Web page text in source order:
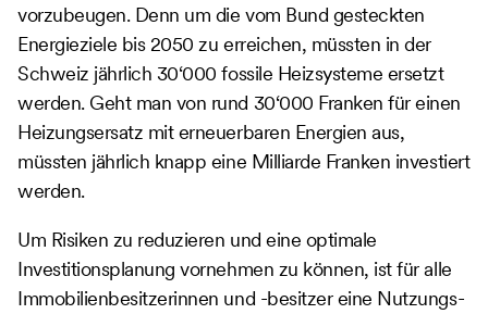
vorzubeugen. Denn um die vom Bund gesteckten
Energieziele bis 2050 zu erreichen, müssten in der
Schweiz jährlich 30‘000 fossile Heizsysteme ersetzt
werden. Geht man von rund 30‘000 Franken für einen
Heizungsersatz mit erneuerbaren Energien aus,
müssten jährlich knapp eine Milliarde Franken investiert
werden.
Um Risiken zu reduzieren und eine optimale
Investitionsplanung vornehmen zu können, ist für alle
Immobilienbesitzerinnen und -besitzer eine Nutzungs-